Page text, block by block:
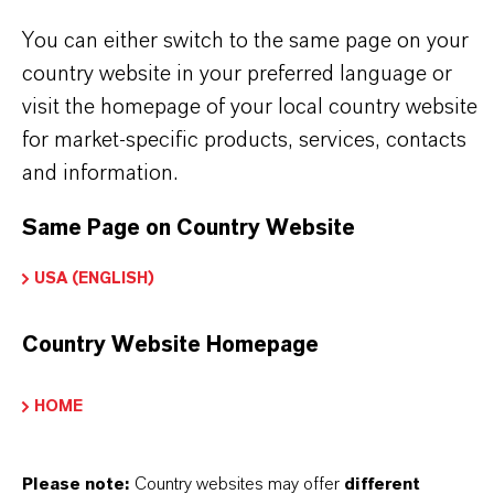
Download-Link.
Technisches Datenblatt
SPRACHE AUSWÄHLEN
dieses Produkt vorhanden.
You can either switch to the same page on your
country website in your preferred language or
visit the homepage of your local country website
for market-specific products, services, contacts
and information.
Same Page on Country Website
USA (ENGLISH)
Country Website Homepage
HOME
Please note: Country websites may offer different